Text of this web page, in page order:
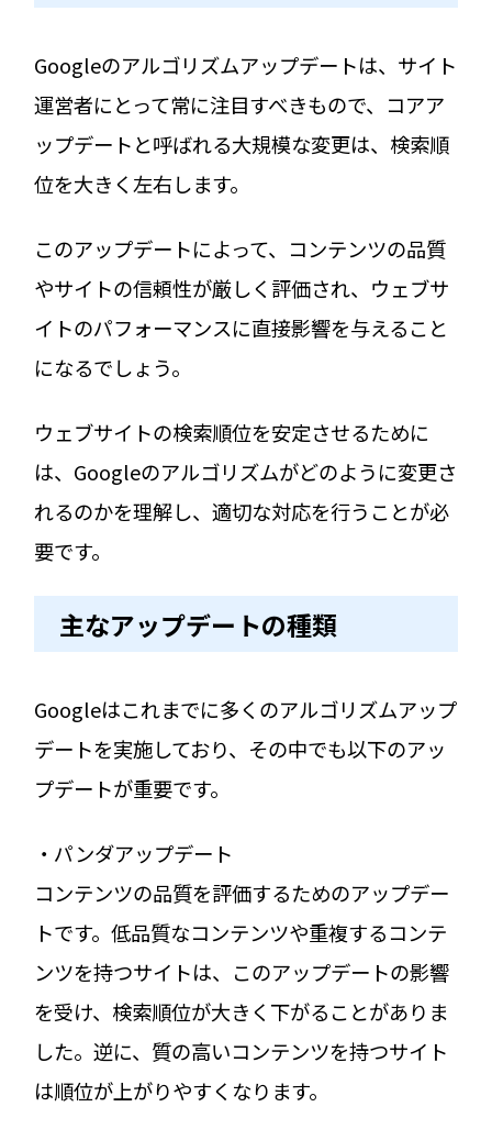
Googleのアルゴリズムアップデートは、サイト
運営者にとって常に注目すべきもので、コアア
ップデートと呼ばれる大規模な変更は、検索順
位を大きく左右します。
このアップデートによって、コンテンツの品質
やサイトの信頼性が厳しく評価され、ウェブサ
イトのパフォーマンスに直接影響を与えること
になるでしょう。
ウェブサイトの検索順位を安定させるために
は、Googleのアルゴリズムがどのように変更さ
れるのかを理解し、適切な対応を行うことが必
要です。
主なアップデートの種類
Googleはこれまでに多くのアルゴリズムアップ
デートを実施しており、その中でも以下のアッ
プデートが重要です。
・パンダアップデート
コンテンツの品質を評価するためのアップデー
トです。低品質なコンテンツや重複するコンテ
ンツを持つサイトは、このアップデートの影響
を受け、検索順位が大きく下がることがありま
した。逆に、質の高いコンテンツを持つサイト
は順位が上がりやすくなります。